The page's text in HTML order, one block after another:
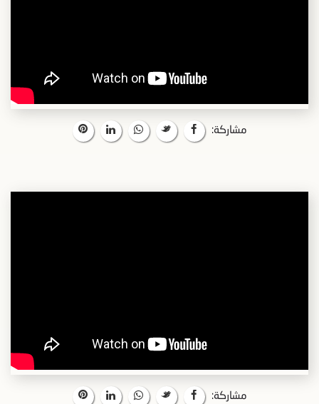
مشاركة:
مشاركة: